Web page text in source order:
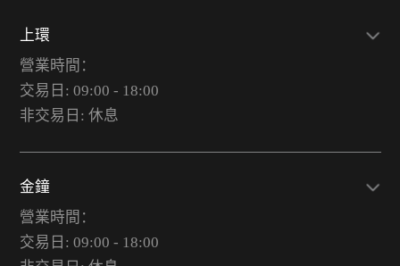
上環
營業時間：
交易日: 09:00 - 18:00
非交易日: 休息
金鐘
營業時間：
交易日: 09:00 - 18:00